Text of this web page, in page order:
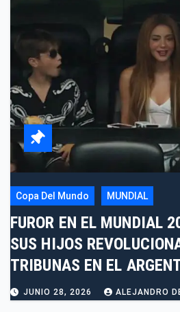
Copa Del Mundo MUNDIAL
FUROR EN EL MUNDIAL
SUS HIJOS
TRIBUNAS EN EL
AUSTRIA
JUNIO 28, 2026 ALEJANDRO